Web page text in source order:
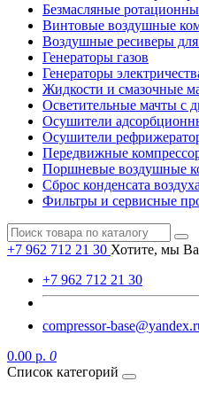
Безмасляные
Винтовые воздушные
Воздушные ресиверы для
Генераторы газов
Генераторы
Жидкости и смазочные
Осветительные мачты с
Осушители
Осушители
Передвижные
Поршневые воздушные
Сброс конденсата воздуха
Фильтры и сервисные
+7 962 712 21 30 Хотите, мы
+7 962 712 21 30
compressor-
0.00 р. 0
Список категорий